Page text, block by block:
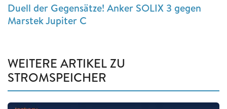
Duell der Gegensätze! Anker SOLIX 3 gegen
Marstek Jupiter C
WEITERE ARTIKEL ZU
STROMSPEICHER